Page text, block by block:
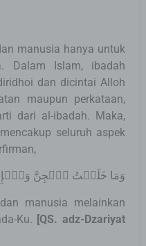
Dalam Islam, ibadah
dan dicintai Alloh
dari al-ibadah. Maka,
seluruh aspek
وَمَا خَلَقۡتُ ٱلۡجِنَّ
manusia melainkan
Ku. [QS. adz-Dzariyat